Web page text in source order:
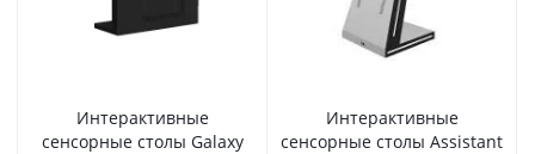
Интерактивные
сенсорные столы Galaxy
Интерактивные
сенсорные столы Assistant